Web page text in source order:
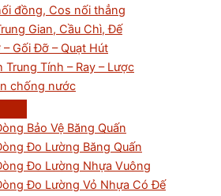
đồng, Cos nối thẳng
Gian, Cầu Chì, Đế
– Gối Đỡ – Quạt Hút
Trung Tính – Ray – Lược
chống nước
Bảo Vệ Băng Quấn
Đo Lường Băng Quấn
Đo Lường Nhựa Vuông
Đo Lường Vỏ Nhựa Có Đế